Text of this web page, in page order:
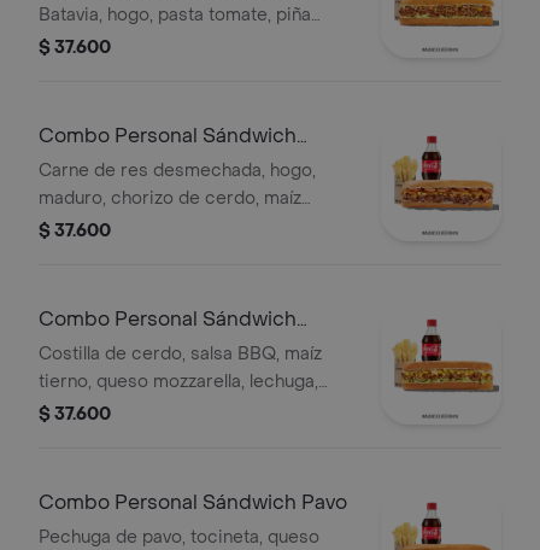
Batavia, hogo, pasta tomate, piña
calada asada, cebolla blanca, cilantro,
$ 37.600
Combo Personal Sándwich
Qumbia
Carne de res desmechada, hogo,
maduro, chorizo de cerdo, maíz
tierno, salsa Qbano, papas y bebida.
$ 37.600
Combo Personal Sándwich
Costilla
Costilla de cerdo, salsa BBQ, maíz
tierno, queso mozzarella, lechuga,
salsa Qbano, acompañamiento y
$ 37.600
Combo Personal Sándwich Pavo
Pechuga de pavo, tocineta, queso